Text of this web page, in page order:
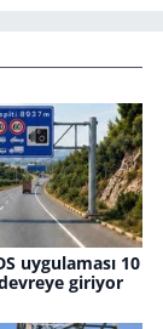
uygulaması 10
giriyor